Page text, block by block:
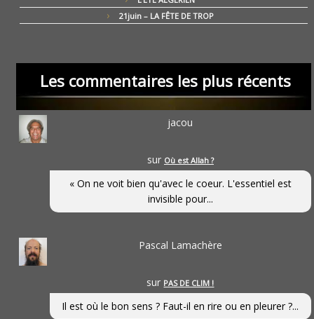
21juin – LA FÊTE DE TROP
Les commentaires les plus récents
jacou
sur Où est Allah ?
« On ne voit bien qu'avec le coeur. L'essentiel est
invisible pour...
Pascal Lamachère
sur PAS DE CLIM !
Il est où le bon sens ? Faut-il en rire ou en pleurer ?...